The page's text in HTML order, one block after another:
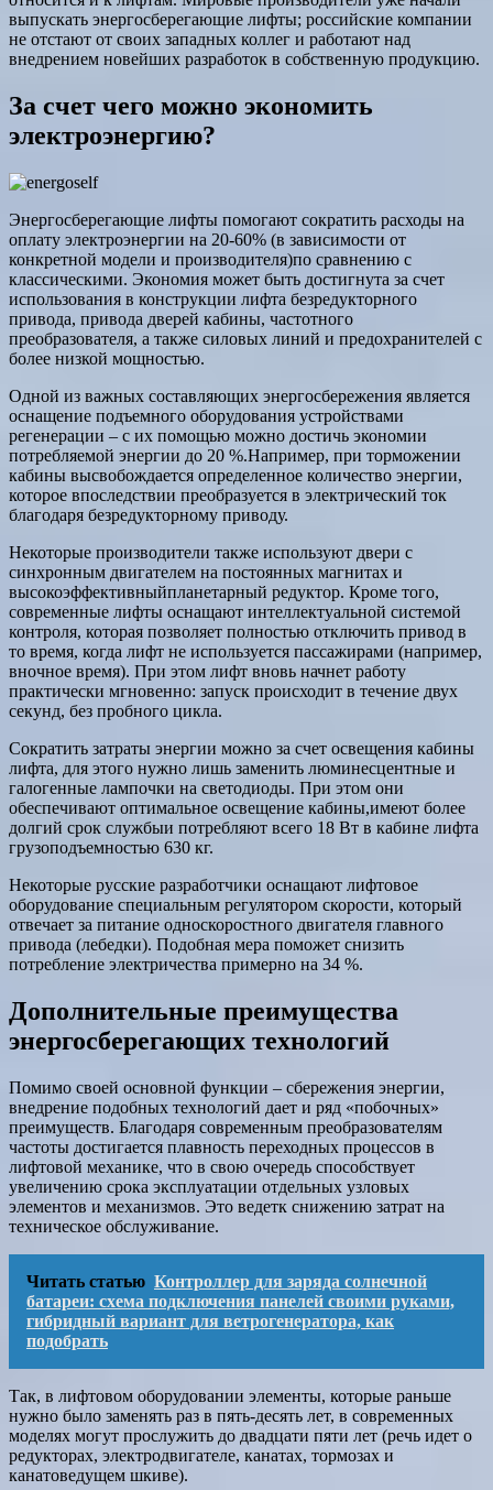
выпускать энергосберегающие лифты; российские компании
не отстают от своих западных коллег и работают над
внедрением новейших разработок в собственную продукцию.
За счет чего можно экономить
электроэнергию?
Энергосберегающие лифты помогают сократить расходы на
оплату электроэнергии на 20-60% (в зависимости от
конкретной модели и производителя)по сравнению с
классическими. Экономия может быть достигнута за счет
использования в конструкции лифта безредукторного
привода, привода дверей кабины, частотного
преобразователя, а также силовых линий и предохранителей с
более низкой мощностью.
Одной из важных составляющих энергосбережения является
оснащение подъемного оборудования устройствами
регенерации – с их помощью можно достичь экономии
потребляемой энергии до 20 %.Например, при торможении
кабины высвобождается определенное количество энергии,
которое впоследствии преобразуется в электрический ток
благодаря безредукторному приводу.
Некоторые производители также используют двери с
синхронным двигателем на постоянных магнитах и
высокоэффективныйпланетарный редуктор. Кроме того,
современные лифты оснащают интеллектуальной системой
контроля, которая позволяет полностью отключить привод в
то время, когда лифт не используется пассажирами (например,
вночное время). При этом лифт вновь начнет работу
практически мгновенно: запуск происходит в течение двух
секунд, без пробного цикла.
Сократить затраты энергии можно за счет освещения кабины
лифта, для этого нужно лишь заменить люминесцентные и
галогенные лампочки на светодиоды. При этом они
обеспечивают оптимальное освещение кабины,имеют более
долгий срок службыи потребляют всего 18 Вт в кабине лифта
грузоподъемностью 630 кг.
Некоторые русские разработчики оснащают лифтовое
оборудование специальным регулятором скорости, который
отвечает за питание односкоростного двигателя главного
привода (лебедки). Подобная мера поможет снизить
потребление электричества примерно на 34 %.
Дополнительные преимущества
энергосберегающих технологий
Помимо своей основной функции – сбережения энергии,
внедрение подобных технологий дает и ряд «побочных»
преимуществ. Благодаря современным преобразователям
частоты достигается плавность переходных процессов в
лифтовой механике, что в свою очередь способствует
увеличению срока эксплуатации отдельных узловых
элементов и механизмов. Это ведетк снижению затрат на
техническое обслуживание.
Читать статью Контроллер для заряда солнечной
батареи: схема подключения панелей своими руками,
гибридный вариант для ветрогенератора, как
подобрать
Так, в лифтовом оборудовании элементы, которые раньше
нужно было заменять раз в пять-десять лет, в современных
моделях могут прослужить до двадцати пяти лет (речь идет о
редукторах, электродвигателе, канатах, тормозах и
канатоведущем шкиве).